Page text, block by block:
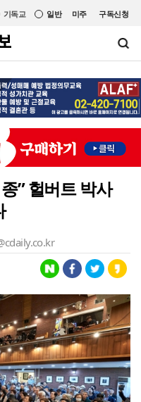
미주 구독신청
일반
기독교
” 헐버트 박사